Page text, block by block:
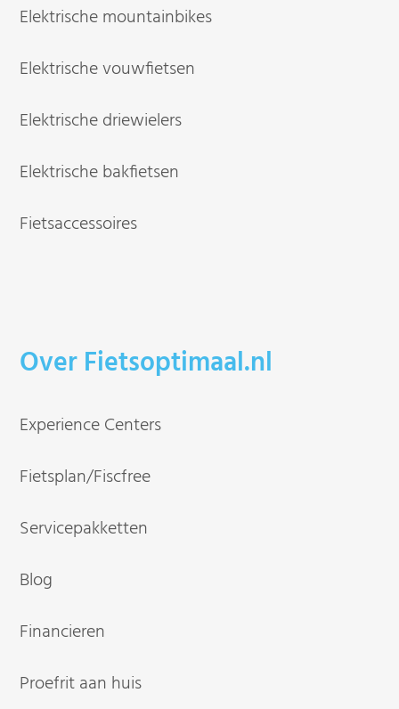
Elektrische mountainbikes
Elektrische vouwfietsen
Elektrische driewielers
Elektrische bakfietsen
Fietsaccessoires
Over Fietsoptimaal.nl
Experience Centers
Fietsplan/Fiscfree
Servicepakketten
Blog
Financieren
Proefrit aan huis